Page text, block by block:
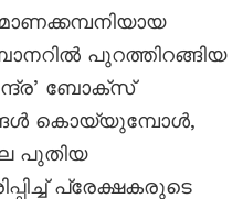
പുറത്തിറങ്ങിയ
ബോക്സ്
കൊയ്യുമ്പോൾ,
പുതിയ
പ്രേക്ഷകരുടെ